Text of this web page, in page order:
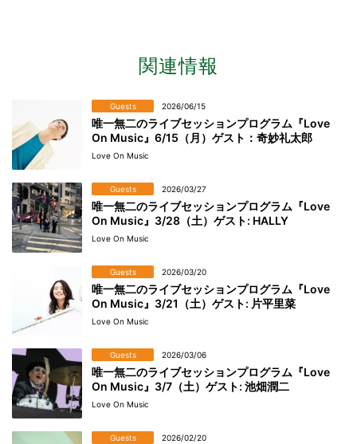
関連情報
Guests 2026/06/15
唯一無二のライブセッションプログラム『Love
On Music』6/15（月）ゲスト：奇妙礼太郎
Love On Music
Guests 2026/03/27
唯一無二のライブセッションプログラム『Love
On Music』3/28（土）ゲスト: HALLY
Love On Music
Guests 2026/03/20
唯一無二のライブセッションプログラム『Love
On Music』3/21（土）ゲスト: 片平里菜
Love On Music
Guests 2026/03/06
唯一無二のライブセッションプログラム『Love
On Music』3/7（土）ゲスト: 池畑潤二
Love On Music
Guests 2026/02/20